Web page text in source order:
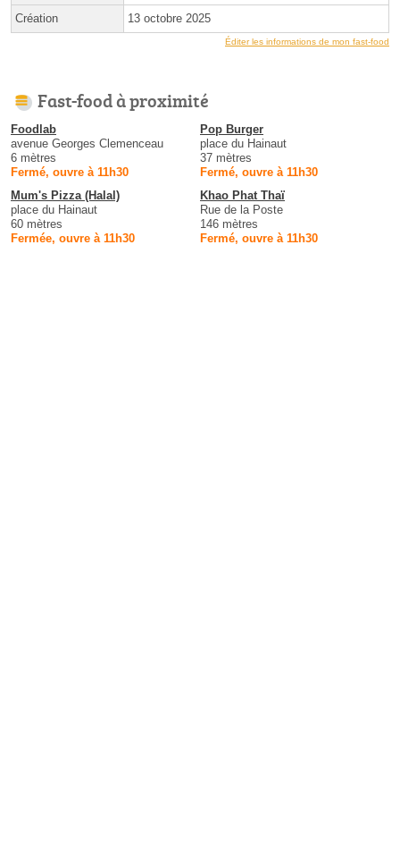
Création 13 octobre 2025
Éditer les informations de mon fast-food
Fast-food à proximité
Foodlab
avenue Georges Clemenceau
6 mètres
Fermé, ouvre à 11h30
Pop Burger
place du Hainaut
37 mètres
Fermé, ouvre à 11h30
Mum's Pizza (Halal)
place du Hainaut
60 mètres
Fermée, ouvre à 11h30
Khao Phat Thaï
Rue de la Poste
146 mètres
Fermé, ouvre à 11h30